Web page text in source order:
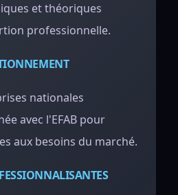
et théoriques
professionnelle.
nationales
avec l'EFAB pour
aux besoins du marché.